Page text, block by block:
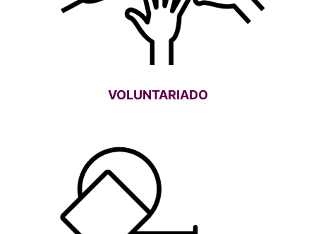
VOLUNTARIADO